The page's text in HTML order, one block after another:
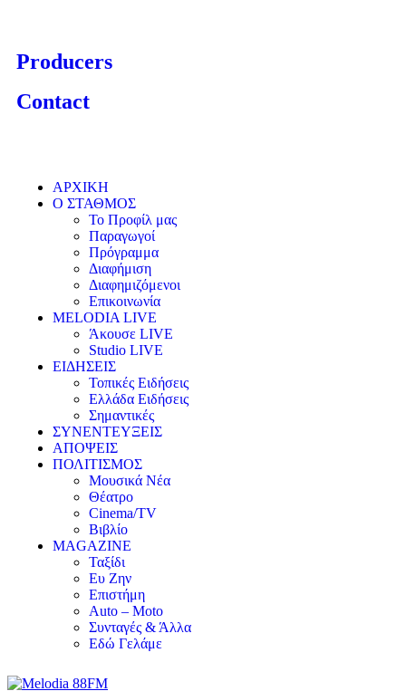
Producers
Contact
ΑΡΧΙΚΗ
Ο ΣΤΑΘΜΟΣ
Το Προφίλ μας
Παραγωγοί
Πρόγραμμα
Διαφήμιση
Διαφημιζόμενοι
Επικοινωνία
MELODIA LIVE
Άκουσε LIVE
Studio LIVE
ΕΙΔΗΣΕΙΣ
Τοπικές Ειδήσεις
Ελλάδα Ειδήσεις
Σημαντικές
ΣΥΝΕΝΤΕΥΞΕΙΣ
ΑΠΟΨΕΙΣ
ΠΟΛΙΤΙΣΜΟΣ
Μουσικά Νέα
Θέατρο
Cinema/TV
Βιβλίο
MAGAZINE
Ταξίδι
Ευ Ζην
Επιστήμη
Auto – Moto
Συνταγές & Άλλα
Εδώ Γελάμε